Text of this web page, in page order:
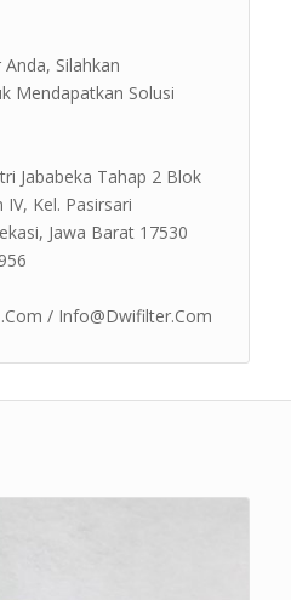
Silahkan
Mendapatkan Solusi
Jababeka Tahap 2 Blok
IV, Kel. Pasirsari
Jawa Barat 17530
/ Info@Dwifilter.Com